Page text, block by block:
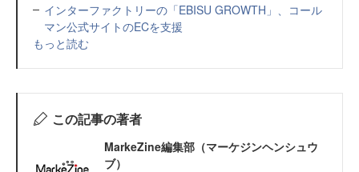
インターファクトリーの「EBISU GROWTH」、コール
マン公式サイトのECを支援
もっと読む
この記事の著者
MarkeZine編集部（マーケジンヘンシュウ
ブ）